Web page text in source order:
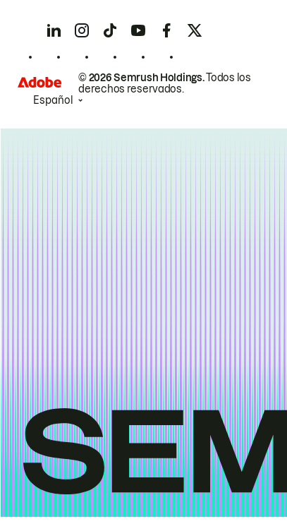
© 2026 Semrush Holdings.Todos los
derechos reservados.
Español